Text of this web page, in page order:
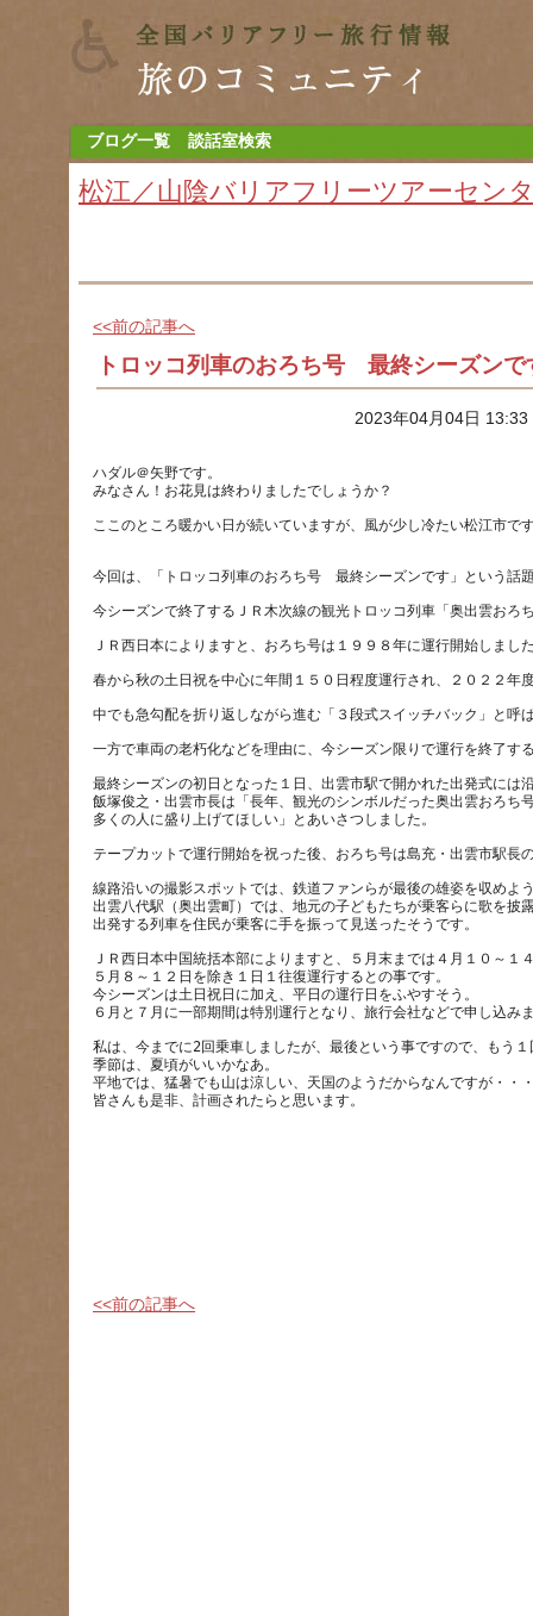
ブログ一覧 談話室検索
松江／山陰バリアフリーツアーセン
<<前の記事へ
トロッコ列車のおろち号 最終シーズンで
2023年04月04日
ハダル＠矢野です。
最終シーズンの初日となった１日、出雲市駅で開かれた出発式には
飯塚俊之・出雲市長は「長年、観光のシンボルだった奥出雲おろち
線路沿いの撮影スポットでは、鉄道ファンらが最後の雄姿を収めよ
出雲八代駅（奥出雲町）では、地元の子どもたちが乗客らに歌を披
ＪＲ西日本中国統括本部によりますと、５月末までは４月１０～１
５月８～１２日を除き１日１往復運行するとの事です。
今シーズンは土日祝日に加え、平日の運行日をふやすそう。
私は、今までに2回乗車しましたが、最後という事ですので、もう
季節は、夏頃がいいかなあ。
平地では、猛暑でも山は涼しい、天国のようだからなんですが・・
<<前の記事へ